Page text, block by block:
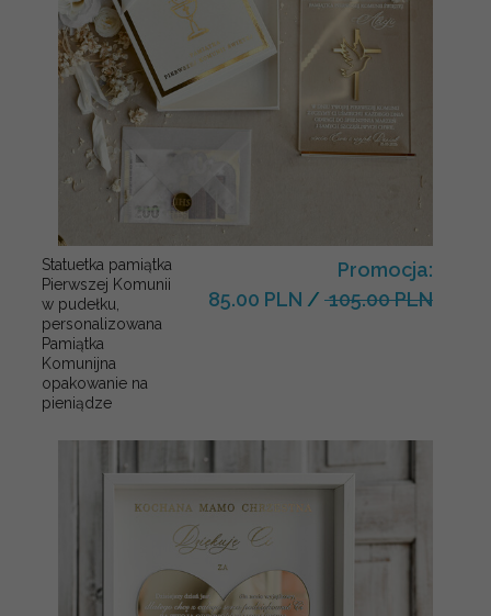
Statuetka pamiątka
Pierwszej Komunii
w pudełku,
personalizowana
Pamiątka
Komunijna
opakowanie na
pieniądze
Promocja:
85.00 PLN / 105.00 PLN